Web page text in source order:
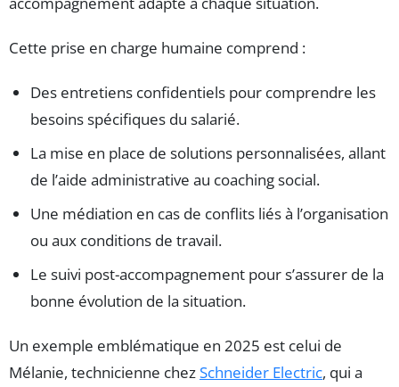
Cette prise en charge humaine comprend :
Des entretiens confidentiels pour comprendre les
besoins spécifiques du salarié.
La mise en place de solutions personnalisées, allant
de l’aide administrative au coaching social.
Une médiation en cas de conflits liés à l’organisation
ou aux conditions de travail.
Le suivi post-accompagnement pour s’assurer de la
bonne évolution de la situation.
Un exemple emblématique en 2025 est celui de
Mélanie, technicienne chezSchneider Electric, qui a